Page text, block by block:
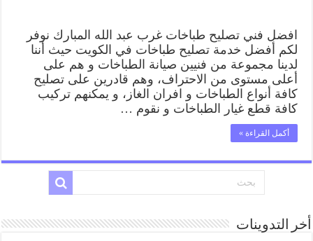
افضل فني تصليح طباخات غرب عبد الله المبارك نوفر
لكم أفضل خدمة تصليح طباخات في الكويت حيث أننا
لدينا مجموعة من فنيين صيانة الطباخات و هم على
أعلى مستوى من الاحتراف، وهم قادرين على تصليح
كافة أنواع الطباخات و افران الغاز، و يمكنهم تركيب
كافة قطع غيار الطباخات و نقوم …
أكمل القراءة »
أخر التدوينات